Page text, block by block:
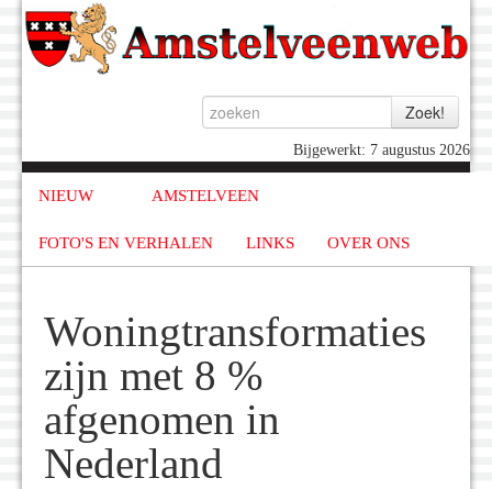
Bijgewerkt: 7 augustus 2026
NIEUW AMSTELVEEN
FOTO'S EN VERHALEN LINKS OVER ONS
Woningtransformaties
zijn met 8 %
afgenomen in
Nederland